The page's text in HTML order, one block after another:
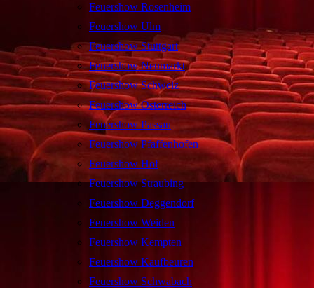
Feuershow Rosenheim
Feuershow Ulm
Feuershow Stuttgart
Feuershow Neumarkt
Feuershow Schweiz
Feuershow Österreich
Feuershow Passau
Feuershow Pfaffenhofen
Feuershow Hof
Feuershow Straubing
Feuershow Deggendorf
Feuershow Weiden
Feuershow Kempten
Feuershow Kaufbeuren
Feuershow Schwabach